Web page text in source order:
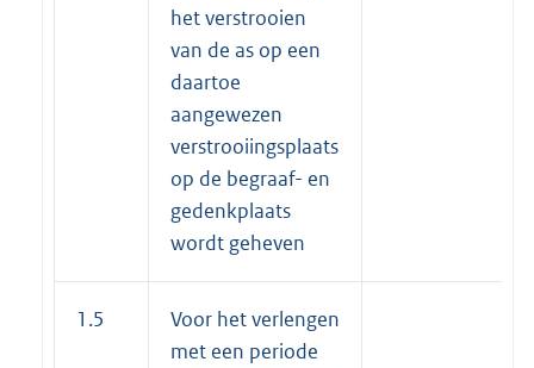
het verstrooien
van de as op een
daartoe
aangewezen
verstrooiingsplaats
op de begraaf- en
gedenkplaats
wordt geheven
1.5
Voor het verlengen
met een periode